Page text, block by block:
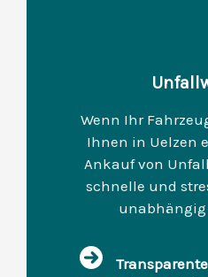
Wenn Ihr
Ihnen in Uelzen
Ankauf von
schnelle und
unabhängig